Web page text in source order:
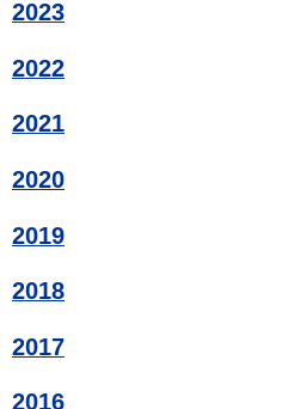
2023
2022
2021
2020
2019
2018
2017
2016